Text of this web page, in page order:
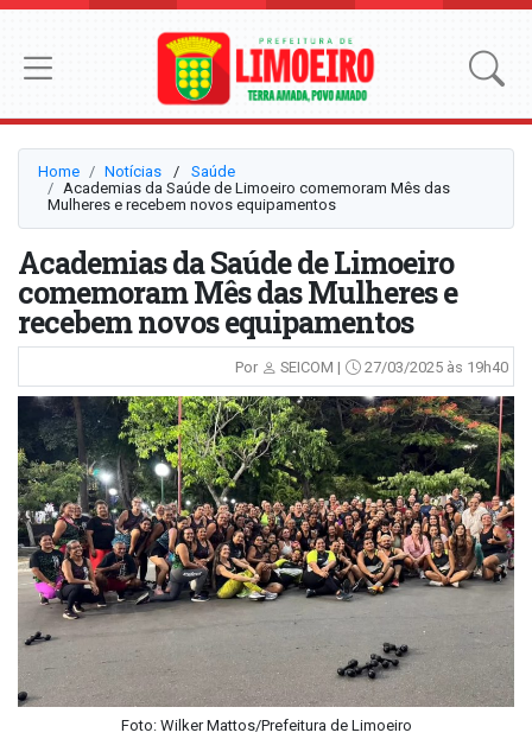
Home Notícias ⠀/⠀ Saúde
Academias da Saúde de Limoeiro comemoram Mês das
Mulheres e recebem novos equipamentos
Academias da Saúde de Limoeiro
comemoram Mês das Mulheres e
recebem novos equipamentos
Por SEICOM | 27/03/2025 às 19h40
Foto: Wilker Mattos/Prefeitura de Limoeiro